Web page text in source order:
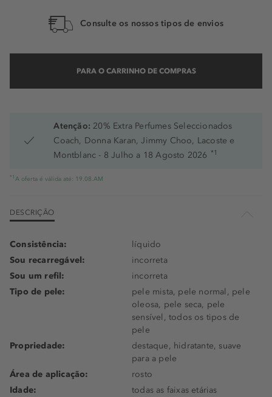
Consulte os nossos tipos de envios
PARA O CARRINHO DE COMPRAS
Atenção: 20% Extra Perfumes Seleccionados
Coach, Donna Karan, Jimmy Choo, Lacoste e
Montblanc - 8 Julho a 18 Agosto 2026 *1
*1 A oferta é válida até: 19.08.AM
DESCRIÇÃO
Consistência:
líquido
Sou recarregável:
incorreta
Sou um refil:
incorreta
Tipo de pele:
pele mista, pele normal, pele
oleosa, pele seca, pele
sensível, todos os tipos de
pele
Propriedade:
destaque, hidratante, suave
para a pele
Área de aplicação:
rosto
Idade:
todas as faixas etárias